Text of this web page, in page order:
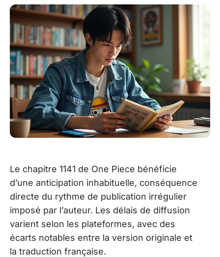
Le chapitre 1141 de One Piece bénéficie
d’une anticipation inhabituelle, conséquence
directe du rythme de publication irrégulier
imposé par l’auteur. Les délais de diffusion
varient selon les plateformes, avec des
écarts notables entre la version originale et
la traduction française.